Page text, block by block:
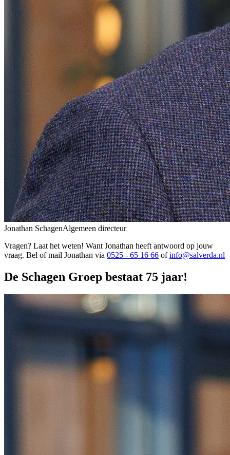
Jonathan SchagenAlgemeen directeur
Vragen? Laat het weten! Want Jonathan heeft antwoord op jouw
vraag. Bel of mail Jonathan via 0525 - 65 16 66 ofinfo@salverda.nl
De Schagen Groep bestaat 75 jaar!